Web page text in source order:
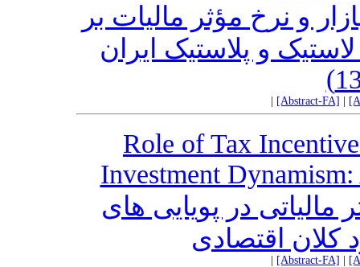
و نرخ مؤثر مالیات بر
و پلاستیک ایران
[Abstract-FA]
Role of Tax
Investment
در پویایی های
کلان اقتصادی
[Abstract-FA]